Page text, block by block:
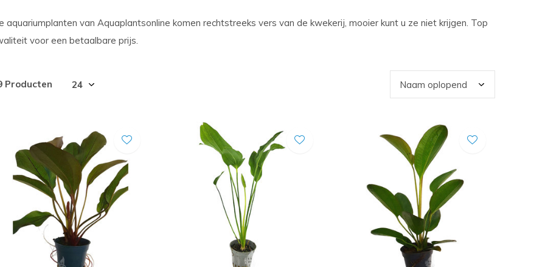
aquariumplanten van Aquaplantsonline komen rechtstreeks vers van de kwekerij, mooier kunt u ze niet krijgen. Top
voor een betaalbare prijs.
Producten